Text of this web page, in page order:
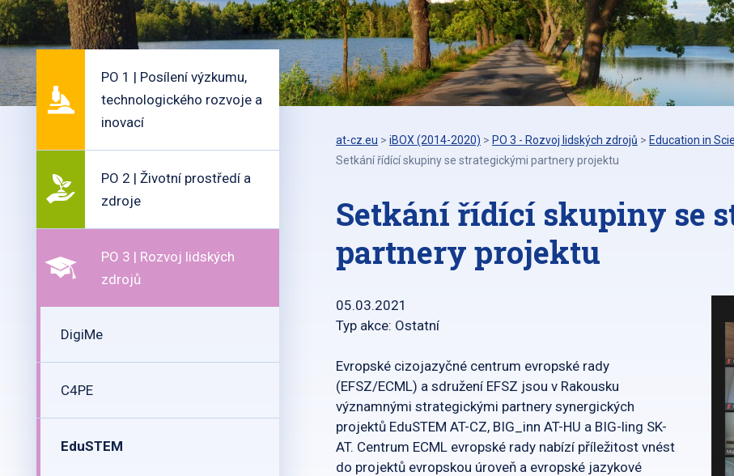
PO 1 | Posílení výzkumu,
technologického rozvoje a
inovací
PO 2 | Životní prostředí a
zdroje
PO 3 | Rozvoj lidských
zdrojů
DigiMe
C4PE
EduSTEM
at-cz.eu > iBOX (2014-2020) > PO 3 - Rozvoj lidských zdrojů > Education in
Setkání řídící skupiny se strategickými partnery projektu
Setkání řídící skupiny se
partnery projektu
05.03.2021
Typ akce: Ostatní
Evropské cizojazyčné centrum evropské rady
(EFSZ/ECML) a sdružení EFSZ jsou v Rakousku
významnými strategickými partnery synergických
projektů EduSTEM AT-CZ, BIG_inn AT-HU a BIG-ling SK-
AT. Centrum ECML evropské rady nabízí příležitost vnést
do projektů evropskou úroveň a evropské jazykové